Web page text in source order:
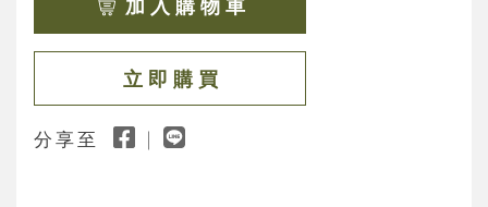
加 入 購 物 車
立 即 購 買
分享至